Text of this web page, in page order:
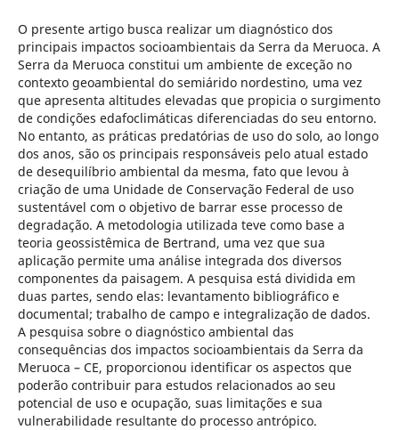
O presente artigo busca realizar um diagnóstico dos
principais impactos socioambientais da Serra da Meruoca. A
Serra da Meruoca constitui um ambiente de exceção no
contexto geoambiental do semiárido nordestino, uma vez
que apresenta altitudes elevadas que propicia o surgimento
de condições edafoclimáticas diferenciadas do seu entorno.
No entanto, as práticas predatórias de uso do solo, ao longo
dos anos, são os principais responsáveis pelo atual estado
de desequilíbrio ambiental da mesma, fato que levou à
criação de uma Unidade de Conservação Federal de uso
sustentável com o objetivo de barrar esse processo de
degradação. A metodologia utilizada teve como base a
teoria geossistêmica de Bertrand, uma vez que sua
aplicação permite uma análise integrada dos diversos
componentes da paisagem. A pesquisa está dividida em
duas partes, sendo elas: levantamento bibliográfico e
documental; trabalho de campo e integralização de dados.
A pesquisa sobre o diagnóstico ambiental das
consequências dos impactos socioambientais da Serra da
Meruoca – CE, proporcionou identificar os aspectos que
poderão contribuir para estudos relacionados ao seu
potencial de uso e ocupação, suas limitações e sua
vulnerabilidade resultante do processo antrópico.